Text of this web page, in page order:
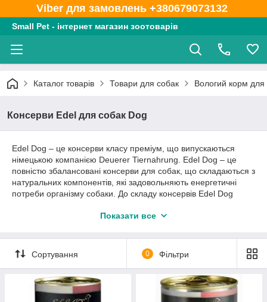
Viber для замовлень +380679073132
Small Pet - інтернет магазин зоотоварів
Каталог товарів Товари для собак Вологий корм для
Консерви Edel для собак Dog
Edel Dog – це консерви класу преміум, що випускаються
німецькою компанією Deuerer Tiernahrung. Edel Dog – це
повністю збалансовані консерви для собак, що складаються з
натуральних компонентів, які задовольняють енергетичні
потреби організму собаки. До складу консервів Edel Dog
Вітаміни і мінерали нахолятся в ідеальній пропорції.
вигляді. Не містять фарбників і консервантів.
Показати все
Сортування 0 Фільтри